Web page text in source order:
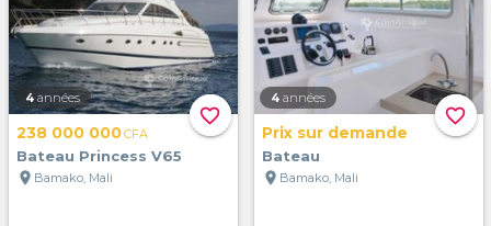
favorite_border
4 années
238 000 000CFA
Bateau Princess V65
location_on Bamako, Mali
favorite_border
4 années
Prix sur demande
Bateau
location_on Bamako, Mali